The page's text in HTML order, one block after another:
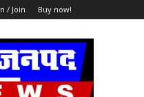
/ Join Buy now!